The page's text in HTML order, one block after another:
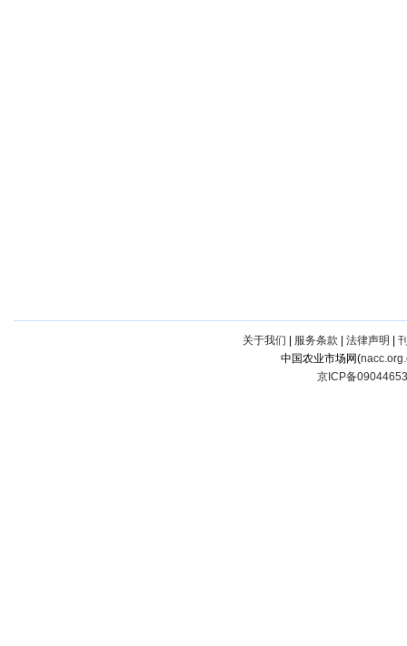
关于我们 服务条款 法律声明
中国农业市场网(
京ICP备